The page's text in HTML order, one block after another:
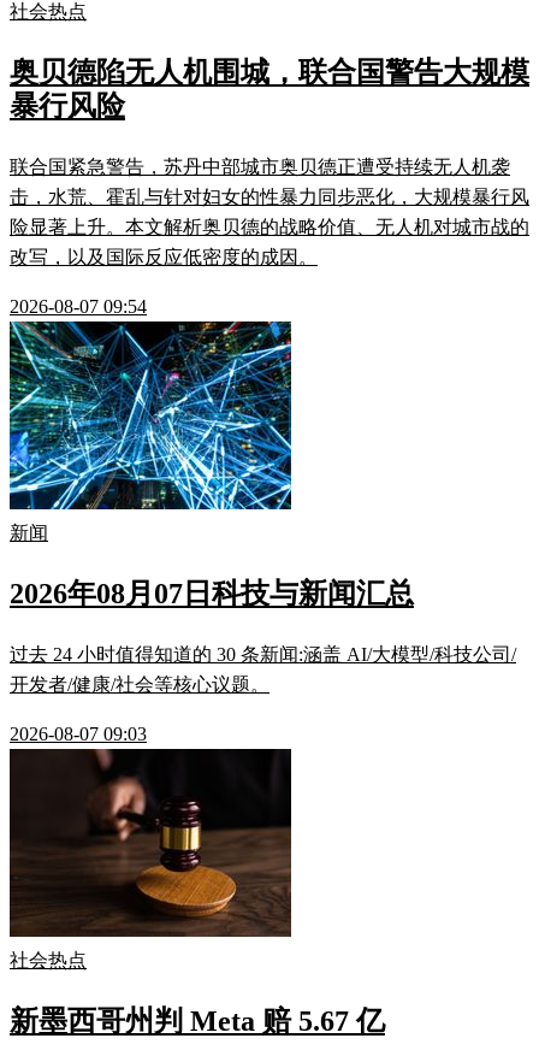
社会热点
奥贝德陷无人机围城，联合国警告大规模
暴行风险
联合国紧急警告，苏丹中部城市奥贝德正遭受持续无人机袭
击，水荒、霍乱与针对妇女的性暴力同步恶化，大规模暴行风
险显著上升。本文解析奥贝德的战略价值、无人机对城市战的
改写，以及国际反应低密度的成因。
2026-08-07 09:54
新闻
2026年08月07日科技与新闻汇总
过去 24 小时值得知道的 30 条新闻:涵盖 AI/大模型/科技公司/
开发者/健康/社会等核心议题。
2026-08-07 09:03
社会热点
新墨西哥州判 Meta 赔 5.67 亿